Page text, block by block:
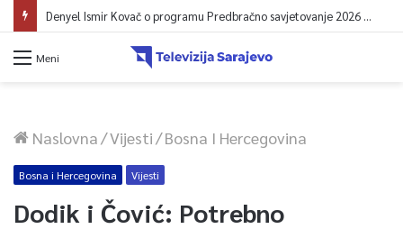
Denyel Ismir Kovač o programu Predbračno savjetovanje 2026 (video)
Meni
Naslovna/Vijesti/Bosna I Hercegovina
Bosna i Hercegovina Vijesti
Dodik i Čović: Potrebno